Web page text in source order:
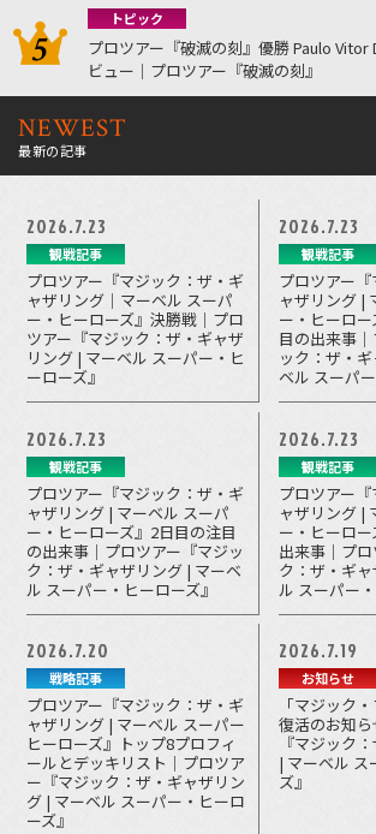
トピック
プロツアー『破滅の刻』優勝 Paulo Vitor
ビュー｜プロツアー『破滅の刻』
NEWEST
最新の記事
2026.7.23
観戦記事
プロツアー『マジック：ザ・ギ
ャザリング｜マーベル スーパ
ー・ヒーローズ』決勝戦｜プロ
ツアー『マジック：ザ・ギャザ
リング | マーベル スーパー・ヒ
ーローズ』
2026.7.23
観戦記事
プロツアー
ャザリング |
ー・ヒーロ
目の出来事
ック：ザ・
ベル スーパ
2026.7.23
観戦記事
プロツアー『マジック：ザ・ギ
ャザリング | マーベル スーパ
ー・ヒーローズ』2日目の注目
の出来事｜プロツアー『マジッ
ク：ザ・ギャザリング | マーベ
ル スーパー・ヒーローズ』
2026.7.23
観戦記事
プロツアー
ャザリング |
ー・ヒーロ
出来事｜プ
ク：ザ・ギ
ル スーパー
2026.7.20
戦略記事
プロツアー『マジック：ザ・ギ
ャザリング | マーベル スーパー
ヒーローズ』トップ8プロフィ
ールとデッキリスト｜プロツア
ー『マジック：ザ・ギャザリン
グ | マーベル スーパー・ヒーロ
ーズ』
2026.7.19
お知らせ
「マジック
復活のお知
『マジック
| マーベル ス
ズ』